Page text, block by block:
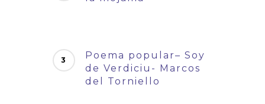
Poema popular– Soy
de Verdiciu- Marcos
del Torniello